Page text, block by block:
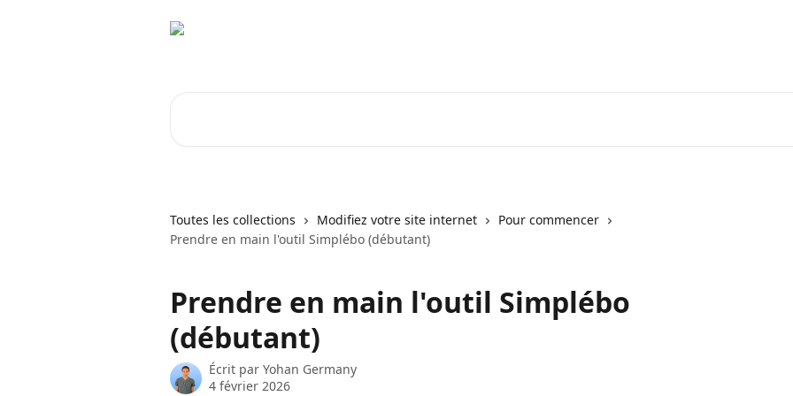
Toutes les collections Modifiez votre site internet
Pour commencer
Prendre en main l'outil Simplébo (débutant)
Prendre en main l'outil Simplébo
(débutant)
Écrit par Yohan Germany
4 février 2026